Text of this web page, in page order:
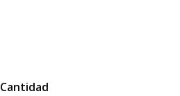
Cantidad